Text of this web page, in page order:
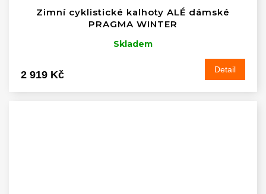
Zimní cyklistické kalhoty ALÉ dámské
PRAGMA WINTER
Skladem
2 919 Kč Detail